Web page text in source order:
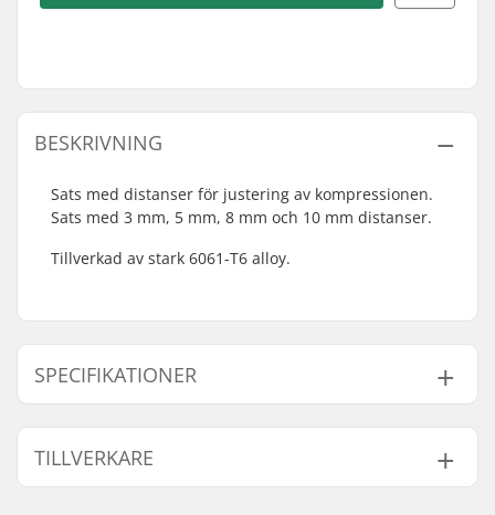
BESKRIVNING
Sats med distanser för justering av kompressionen.
Sats med 3 mm, 5 mm, 8 mm och 10 mm distanser.
Tillverkad av stark 6061-T6 alloy.
SPECIFIKATIONER
BMX-disciplin:
Freestyle BMX
Starnut:
TILLVERKARE